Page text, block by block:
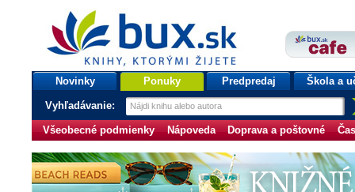
bux.sk
knihy, ktorými žijete
Úvodná stránka
Novinky Ponuky Predpredaj Škola a
Vyhľadávanie:
Všeobecné podmienky Nápoveda Doprava a poštovné